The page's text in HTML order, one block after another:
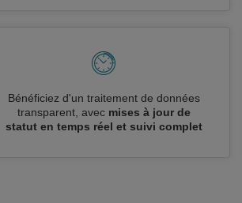
Bénéficiez d'un traitement de données
transparent, avec mises à jour de
statut en temps réel et suivi complet